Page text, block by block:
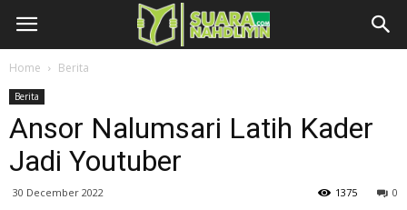
Home Berita
Berita
Ansor Nalumsari Latih Kader
Jadi Youtuber
30 December 2022 0
1375